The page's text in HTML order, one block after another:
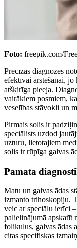
Foto: freepik.com/
Precīzas diagnozes
efektīvai ārstēšanai, jo
atšķirīga pieeja.
vairākiem posmiem,
veselības stāvokli un
Pirmais solis ir
speciālists uzdod
uzturu, lietotajiem
solis ir rūpīga galvas
Pamata
Matu un galvas ādas
izmanto trihoskopiju.
veic ar speciālu ierīci
palielinājumā apskatīt
folikulus, galvas ādas
citas specifiskas